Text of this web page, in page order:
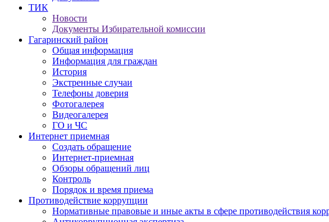
ТИК
Новости
Документы Избирательной комиссии
Гагаринский район
Общая информация
Информация для граждан
История
Экстренные случаи
Телефоны доверия
Фотогалерея
Видеогалерея
ГО и ЧС
Интернет приемная
Создать обращение
Интернет-приемная
Обзоры обращений лиц
Контроль
Порядок и время приема
Противодействие коррупции
Нормативные правовые и иные акты в сфере противодействия